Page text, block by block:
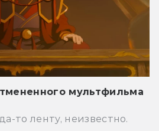
мультфильма
то ленту, неизвестно.